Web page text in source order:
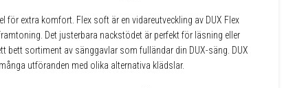
för extra komfort. Flex soft är en vidareutveckling av DUX Flex
Det justerbara nackstödet är perfekt för läsning eller
bett sortiment av sänggavlar som fulländar din DUX-säng. DUX
utföranden med olika alternativa klädslar.